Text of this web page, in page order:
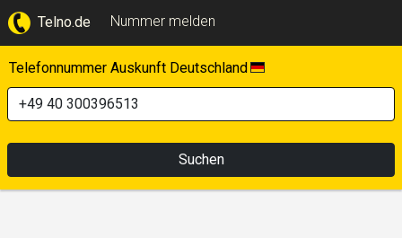
Telno.de Nummer melden
Telefonnummer Auskunft Deutschland
Suchen